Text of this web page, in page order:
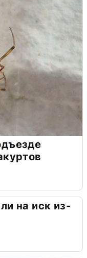
на иск из-